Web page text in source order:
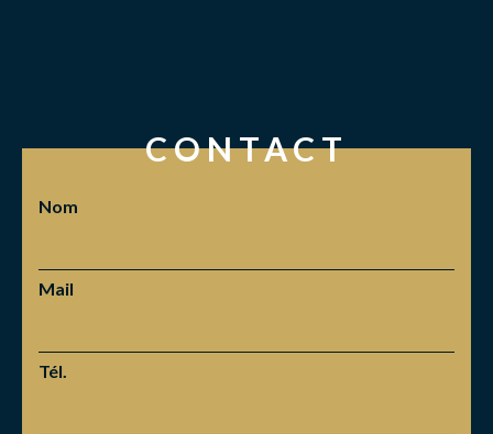
CONTACT
Nom
Mail
Tél.